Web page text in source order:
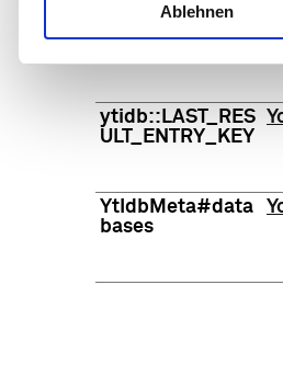
Ablehnen
ytidb::LAST_RES
ULT_ENTRY_KEY
YtIdbMeta#data
bases